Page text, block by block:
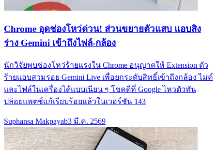
Chrome อุดช่องโหว่ด่วน! ส่วนขยายตัวแสบ แอบสิง
ร่าง Gemini เข้าถึงไฟล์-กล้อง
นักวิจัยพบช่องโหว่ร้ายแรงใน Chrome อนุญาตให้ Extension ตัว
ร้ายแอบสวมรอย Gemini Live เพื่อยกระดับสิทธิ์เข้าถึงกล้อง ไมค์
และไฟล์ในเครื่องได้แบบเนียน ๆ โชคดีที่ Google ไหวตัวทัน
ปล่อยแพตช์แก้เรียบร้อยแล้วในเวอร์ชัน 143
Suphansa Makpayab3 มี.ค. 2569